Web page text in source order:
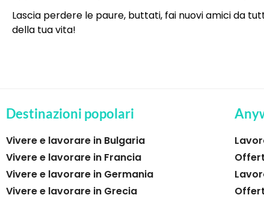
Lascia perdere le paure, buttati, fai nuovi amici da
della tua vita!
Destinazioni popolari
Vivere e lavorare in Bulgaria
Vivere e lavorare in Francia
Vivere e lavorare in Germania
Vivere e lavorare in Grecia